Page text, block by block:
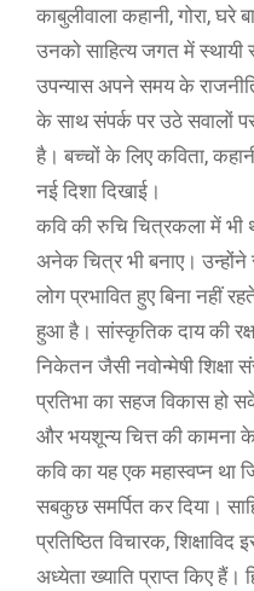
काबुलीवाला कहानी, गोरा,
उनको साहित्य जगत में स्थायी
उपन्यास अपने समय के
के साथ संपर्क पर उठे सवालों
है। बच्चों के लिए कविता,
नई दिशा दिखाई।
कवि की रुचि चित्रकला में भी
अनेक चित्र भी बनाए।
लोग प्रभावित हुए बिना नहीं
हुआ है। सांस्कृतिक दाय की
निकेतन जैसी नवोन्मेषी
प्रतिभा का सहज विकास हो
और भयशून्य चित्त की कामना
कवि का यह एक महास्वप्न था
सबकुछ समर्पित कर दिया।
प्रतिष्ठित विचारक,
अध्येता ख्याति प्राप्त किए